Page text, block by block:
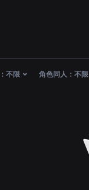
不限 角色同人： 不限